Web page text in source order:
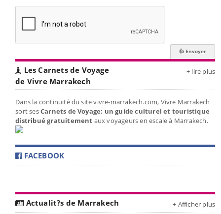
Les Carnets de Voyage
de Vivre Marrakech
+ lire plus
Dans la continuité du site vivre-marrakech.com, Vivre Marrakech
sort sesCarnets de Voyage: un guide culturel et touristique
distribué gratuitement aux voyageurs en escale à Marrakech.
FACEBOOK
Actualit?s de Marrakech + Afficher plus